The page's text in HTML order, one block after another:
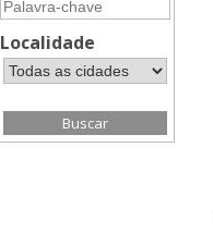
Localidade